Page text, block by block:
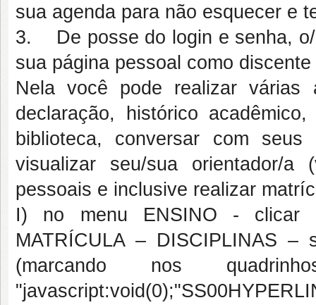
sua agenda para não esquecer e
3. De posse do login e senha, o/
sua página pessoal como
Nela você pode realizar várias
declaração, histórico
biblioteca, conversar com
visualizar seu/sua orientador/a
pessoais e inclusive realizar
I) no menu ENSINO - clicar
MATRÍCULA – DISCIPLINAS –
(marcando nos